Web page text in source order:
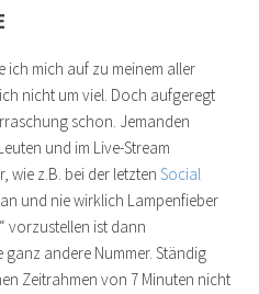
ich mich auf zu meinem aller
nicht um viel. Doch aufgeregt
schon. Jemanden
und im Live-Stream
wie z.B. bei der letztenSocial
und nie wirklich Lampenfieber
vorzustellen ist dann
andere Nummer. Ständig
Zeitrahmen von 7 Minuten nicht